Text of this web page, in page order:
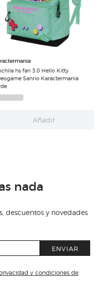
hs fan 3.0 Hello Kitty
Sanrio Karactermania
Añadir
nada
descuentos y novedades
ENVIAR
y condiciones de